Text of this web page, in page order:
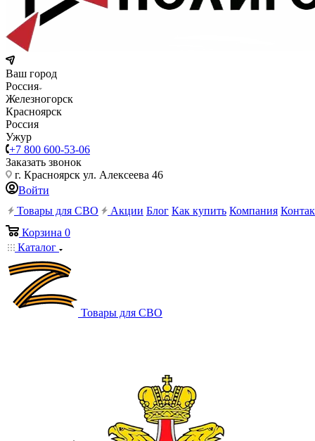
Ваш город
Россия
Железногорск
Красноярск
Россия
Ужур
+7 800 600-53-06
Заказать звонок
г. Красноярск ул. Алексеева 46
Войти
Товары для СВО
Акции Блог Как купить Компания
Корзина 0
Каталог
Товары для СВО